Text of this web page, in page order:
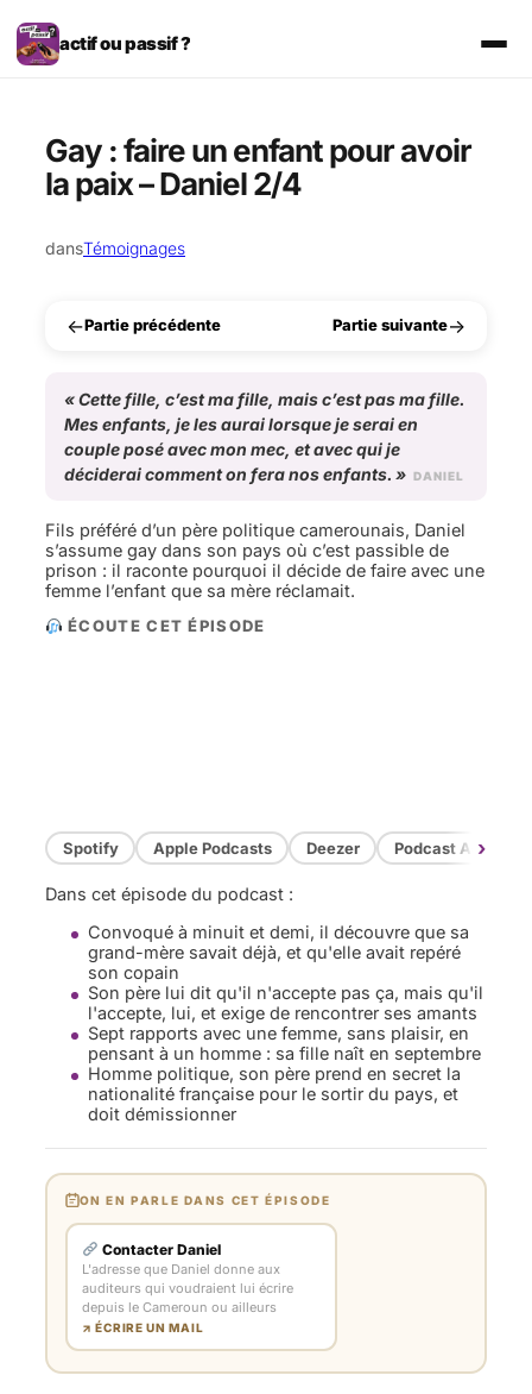
Aller
au
contenu
actif ou passif ?
Gay : faire un enfant pour avoir
la paix – Daniel 2/4
dansTémoignages
←Partie précédente Partie suivante→
«Cette fille, c’est ma fille, mais c’est pas ma fille.
Mes enfants, je les aurai lorsque je serai en
couple posé avec mon mec, et avec qui je
déciderai comment on fera nos enfants. » DANIEL
Fils préféré d’un père politique camerounais, Daniel
s’assume gay dans son pays où c’est passible de
prison : il raconte pourquoi il décide de faire avec une
femme l’enfant que sa mère réclamait.
ÉCOUTE CET ÉPISODE
Spotify Apple Podcasts Deezer Podcast Addict
›
Dans cet épisode du podcast :
Convoqué à minuit et demi, il découvre que sa
grand-mère savait déjà, et qu'elle avait repéré
son copain
Son père lui dit qu'il n'accepte pas ça, mais qu'il
l'accepte, lui, et exige de rencontrer ses amants
Sept rapports avec une femme, sans plaisir, en
pensant à un homme : sa fille naît en septembre
Homme politique, son père prend en secret la
nationalité française pour le sortir du pays, et
doit démissionner
ON EN PARLE DANS CET ÉPISODE
Contacter Daniel
L'adresse que Daniel donne aux
auditeurs qui voudraient lui écrire
depuis le Cameroun ou ailleurs
↗ ÉCRIRE UN MAIL